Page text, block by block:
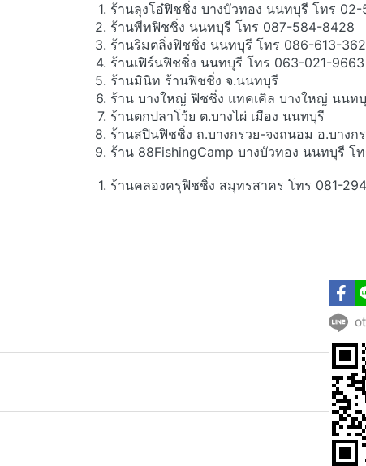
ร้านลุงโอ๋ฟิชชิ่ง บางบัวทอง นนทบุรี โทร
ร้านพีทฟิชชิ่ง นนทบุรี โทร 087-584-8428
ร้านริมตลิ่งฟิชชิ่ง นนทบุรี โทร 086-613-
ร้านเฟิร์นฟิชชิ่ง นนทบุรี โทร 063-021-9663
ร้านมินิท ร้านฟิชชิ่ง จ.นนทบุรี
ร้าน บางใหญ่ ฟิชชิ่ง แทคเคิล บางใหญ่ นนท
ร้านตกปลาโว้ย ต.บางไผ่ เมือง นนทบุรี
ร้านสปินฟิชชิ่ง ถ.บางกรวย-จงถนอม อ.บาง
ร้าน 88FishingCamp บางบัวทอง นนทบุรี โ
ร้านคลองครุฟิชชิ่ง สมุทรสาคร โทร 081-